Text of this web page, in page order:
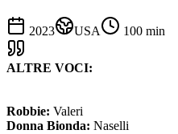
2023 USA 100 min
ALTRE VOCI:
Robbie: Valeri
Donna Bionda: Naselli